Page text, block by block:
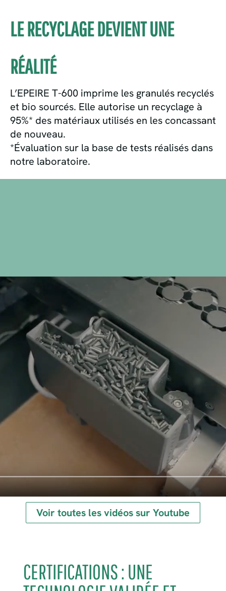
LE RECYCLAGE DEVIENT UNE
RÉALITÉ
L’EPEIRE T-600 imprime les granulés recyclés
et bio sourcés. Elle autorise un recyclage à
95%* des matériaux utilisés en les concassant
de nouveau.
*Évaluation sur la base de tests réalisés dans
notre laboratoire.
Voir toutes les vidéos sur Youtube
CERTIFICATIONS : UNE